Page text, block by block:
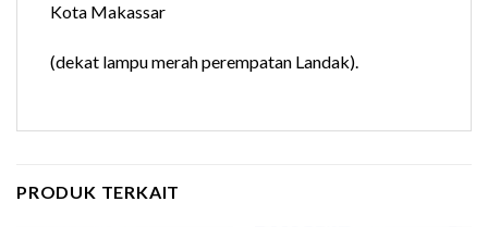
Kota Makassar
(dekat lampu merah perempatan Landak).
PRODUK TERKAIT